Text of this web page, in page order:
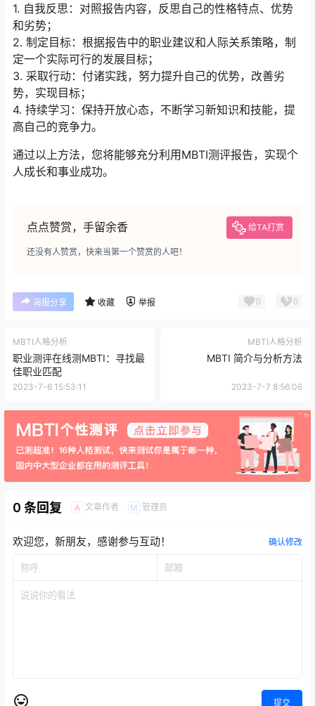
1. 自我反思：对照报告内容，反思自己的性格特点、优势
和劣势；
2. 制定目标：根据报告中的职业建议和人际关系策略，制
定一个实际可行的发展目标；
3. 采取行动：付诸实践，努力提升自己的优势，改善劣
势，实现目标；
4. 持续学习：保持开放心态，不断学习新知识和技能，提
高自己的竞争力。
通过以上方法，您将能够充分利用MBTI测评报告，实现个
人成长和事业成功。
点点赞赏，手留余香 给TA打赏
还没有人赞赏，快来当第一个赞赏的人吧！
海报分享 收藏 举报 0 0
MBTI人格分析
职业测评在线测MBTI：寻找最
佳职业匹配
2023-7-6 15:53:11
MBTI人格分析
MBTI 简介与分析方法
2023-7-7 8:56:06
0 条回复 A 文章作者 M 管理员
欢迎您，新朋友，感谢参与互动！ 确认修改
提交